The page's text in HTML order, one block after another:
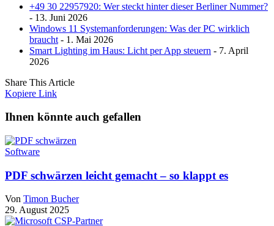
+49 30 22957920: Wer steckt hinter dieser Berliner Nummer?
- 13. Juni 2026
Windows 11 Systemanforderungen: Was der PC wirklich
braucht - 1. Mai 2026
Smart Lighting im Haus: Licht per App steuern - 7. April
2026
Share This Article
Kopiere Link
Ihnen könnte auch gefallen
Software
PDF schwärzen leicht gemacht – so klappt es
Von Timon Bucher
29. August 2025